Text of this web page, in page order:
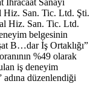
San. Tic. Ltd. Şti.
Hiz. San. Tic. Ltd.
belgesinin
B…dar İş Ortaklığı”
%49 olarak
iş deneyim
düzenlendiği